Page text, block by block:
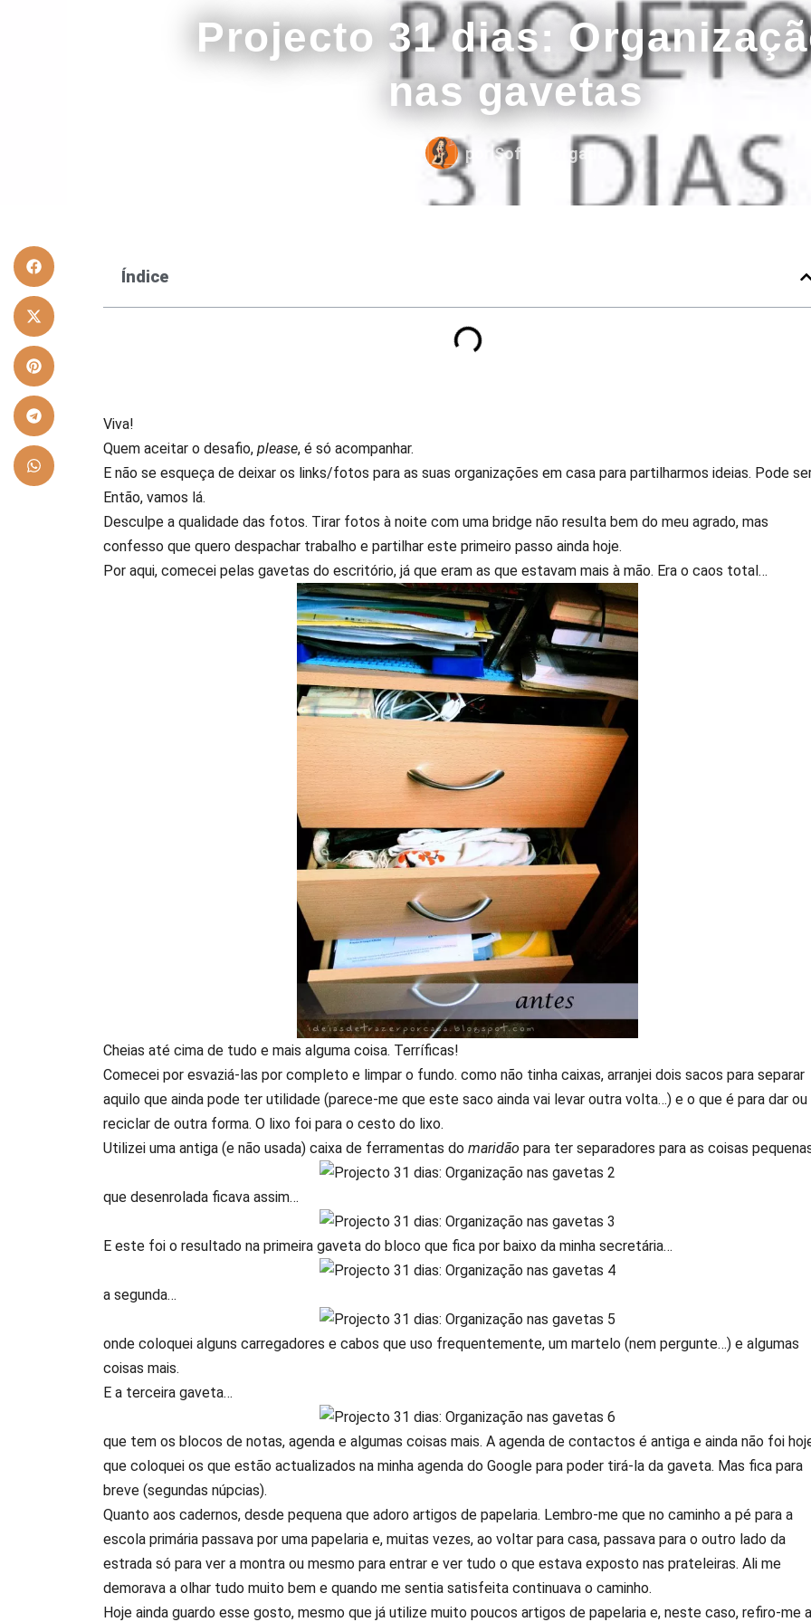
Projecto 31 dias:
nas gavetas
por Sofia Morgado
Índice
Viva!
Quem aceitar o desafio, please, é só acompanhar.
E não se esqueça de deixar os links/fotos para as suas organizações em casa para partilharmos ideias. Pode
Então, vamos lá.
Desculpe a qualidade das fotos. Tirar fotos à noite com uma bridge não resulta bem do meu agrado, mas
confesso que quero despachar trabalho e partilhar este primeiro passo ainda hoje.
Por aqui, comecei pelas gavetas do escritório, já que eram as que estavam mais à mão. Era o caos total…
Cheias até cima de tudo e mais alguma coisa. Terríficas!
Comecei por esvaziá-las por completo e limpar o fundo. como não tinha caixas, arranjei dois sacos para separar
aquilo que ainda pode ter utilidade (parece-me que este saco ainda vai levar outra volta…) e o que é para dar ou
reciclar de outra forma. O lixo foi para o cesto do lixo.
Utilizei uma antiga (e não usada) caixa de ferramentas do maridão para ter separadores para as coisas
que desenrolada ficava assim…
E este foi o resultado na primeira gaveta do bloco que fica por baixo da minha secretária…
a segunda…
onde coloquei alguns carregadores e cabos que uso frequentemente, um martelo (nem pergunte…) e algumas
coisas mais.
E a terceira gaveta…
que tem os blocos de notas, agenda e algumas coisas mais. A agenda de contactos é antiga e ainda não foi
que coloquei os que estão actualizados na minha agenda do Google para poder tirá-la da gaveta. Mas fica para
breve (segundas núpcias).
Quanto aos cadernos, desde pequena que adoro artigos de papelaria. Lembro-me que no caminho a pé para a
escola primária passava por uma papelaria e, muitas vezes, ao voltar para casa, passava para o outro lado da
estrada só para ver a montra ou mesmo para entrar e ver tudo o que estava exposto nas prateleiras. Ali me
demorava a olhar tudo muito bem e quando me sentia satisfeita continuava o caminho.
Hoje ainda guardo esse gosto, mesmo que já utilize muito poucos artigos de papelaria e, neste caso, refiro-me a